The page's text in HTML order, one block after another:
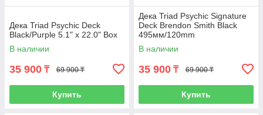
Дека Triad Psychic Deck
Black/Purple 5.1" x 22.0" Box
В наличии
35 900 ₸ 69 900 ₸
Купить
Дека Triad Psychic Signature
Deck Brendon Smith Black
495мм/120mm
В наличии
35 900 ₸ 69 900 ₸
Купить